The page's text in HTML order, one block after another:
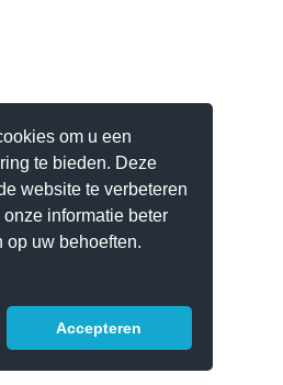
om u een
te bieden. Deze
website te verbeteren
informatie beter
op uw behoeften.
Accepteren
Technasium